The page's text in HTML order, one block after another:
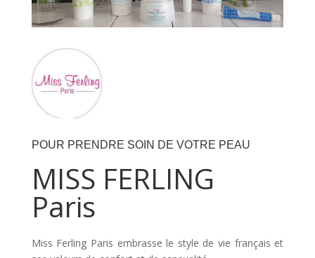
POUR PRENDRE SOIN DE VOTRE PEAU
MISS FERLING
Paris
Miss Ferling Paris embrasse le style de vie français et